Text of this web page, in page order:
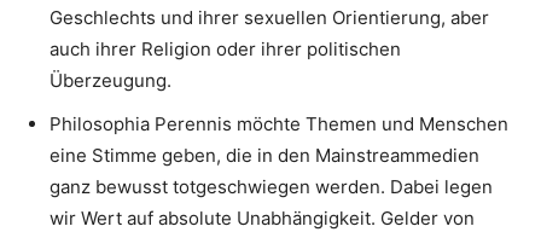
Geschlechts und ihrer sexuellen Orientierung, aber
auch ihrer Religion oder ihrer politischen
Überzeugung.
Philosophia Perennis möchte Themen und Menschen
eine Stimme geben, die in den Mainstreammedien
ganz bewusst totgeschwiegen werden. Dabei legen
wir Wert auf absolute Unabhängigkeit. Gelder von